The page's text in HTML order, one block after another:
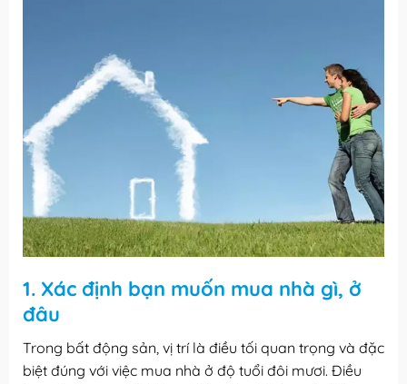
1. Xác định bạn muốn mua nhà gì, ở
đâu
Trong bất động sản, vị trí là điều tối quan trọng và đặc
biệt đúng với việc mua nhà ở độ tuổi đôi mươi. Điều